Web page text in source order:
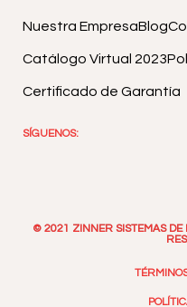
Nuestra EmpresaBlog
Catálogo Virtual 2023
Certificado de Garantía
SÍGUENOS:
© 2021 ZINNER SISTEMAS DE